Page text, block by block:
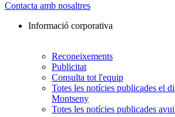
Contacta amb nosaltres
Informació corporativa
Reconeixements
Publicitat
Consulta tot l'equip
Totes les notícies publicades el
Montseny
Totes les notícies publicades